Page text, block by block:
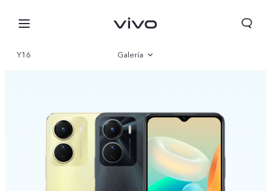
Y16 Galería
Especificaciones